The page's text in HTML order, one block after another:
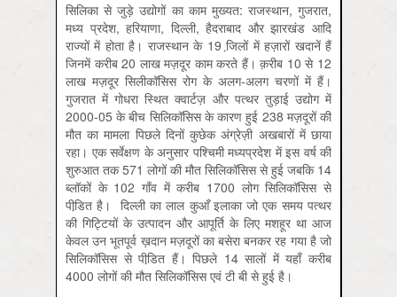
सिलिका से जुड़े उद्योगों का काम मुख्‍यत: राजस्थान, गुजरात,
मध्य प्रदेश, हरियाणा, दिल्ली, हैदराबाद और झारखंड आदि
राज्यों में होता है। राजस्थान के 19 जि़लों में हज़ारों खदानें हैं
जिनमें करीब 20 लाख मज़दूर काम करते हैं। क़रीब 10 से 12
लाख मज़दूर सिलीकॉसिस रोग के अलग-अलग चरणों में हैं।
गुजरात में गोधरा स्थित क्‍वार्टज़ और पत्थर तुड़ाई उद्योग में
2000-05 के बीच सिलिकॉसिस के कारण हुई 238 मज़दूरों की
मौत का मामला पिछले दिनों कुछेक अंग्रेज़ी अखबारों में छाया
रहा। एक सर्वेक्षण के अनुसार पश्चिमी मध्यप्रदेश में इस वर्ष की
शुरुआत तक 571 लोगों की मौत सिलिकॉसिस से हुई जबकि 14
ब्लॉकों के 102 गाँव में करीब 1700 लोग सिलिकॉसिस से
पीडि़त है। दिल्ली का लाल कुआँ इलाका जो एक समय पत्थर
की गिट्टियों के उत्पादन और आपूर्ति के लिए मशहूर था आज
केवल उन भूतपूर्व ख़दान मज़दूरों का बसेरा बनकर रह गया है जो
सिलिकॉसिस से पीडि़त हैं। पिछले 14 सालों में यहाँ करीब
4000 लोगों की मौत सिलिकॉसिस एवं टी बी से हुई है।